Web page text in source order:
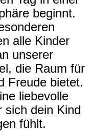
beginnt.
alle Kinder
unserer
die Raum für
Freude bietet.
liebevolle
sich dein Kind
fühlt.